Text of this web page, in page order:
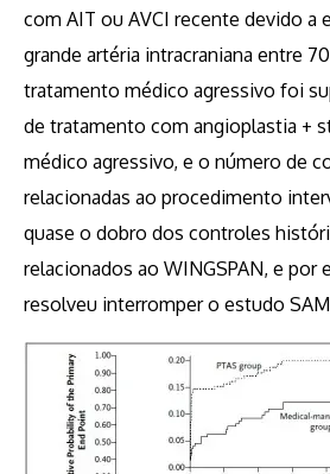
com AIT ou AVCI recente devido a
grande artéria intracraniana entre
tratamento médico agressivo foi
de tratamento com angioplastia +
médico agressivo, e o número de
relacionadas ao procedimento
quase o dobro dos controles
relacionados ao WINGSPAN, e
resolveu interromper o estudo